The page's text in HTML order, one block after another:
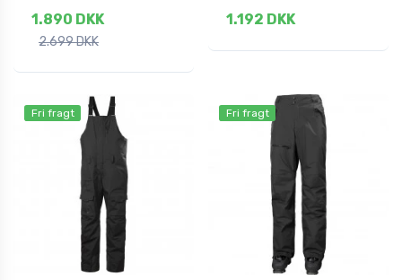
1.890 DKK
2.699 DKK
1.192 DKK
Fri fragt Fri fragt